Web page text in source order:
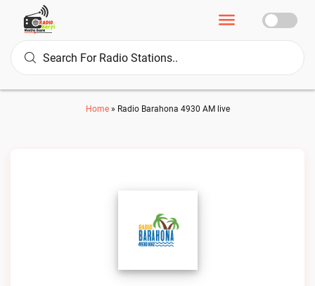
Home» Radio Barahona 4930 AM live